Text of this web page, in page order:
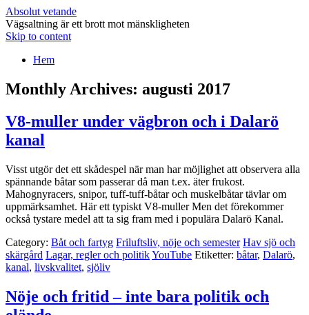
Absolut vetande
Vägsaltning är ett brott mot mänskligheten
Skip to content
Hem
Monthly Archives: augusti 2017
V8-muller under vägbron och i Dalarö
kanal
Visst utgör det ett skådespel när man har möjlighet att observera alla
spännande båtar som passerar då man t.ex. äter frukost.
Mahognyracers, snipor, tuff-tuff-båtar och muskelbåtar tävlar om
uppmärksamhet. Här ett typiskt V8-muller Men det förekommer
också tystare medel att ta sig fram med i populära Dalarö Kanal.
Category: Båt och fartyg Friluftsliv, nöje och semester Hav sjö och
skärgård Lagar, regler och politikYouTube Etiketter: båtar, Dalarö,
kanal, livskvalitet, sjöliv
Nöje och fritid – inte bara politik och